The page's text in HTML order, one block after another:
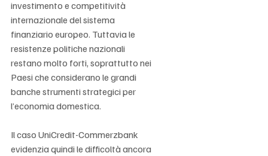
investimento e competitività
internazionale del sistema
finanziario europeo. Tuttavia le
resistenze politiche nazionali
restano molto forti, soprattutto nei
Paesi che considerano le grandi
banche strumenti strategici per
l’economia domestica.
Il caso UniCredit-Commerzbank
evidenzia quindi le difficoltà ancora